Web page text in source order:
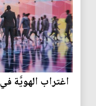
اغتراب الهويَّة